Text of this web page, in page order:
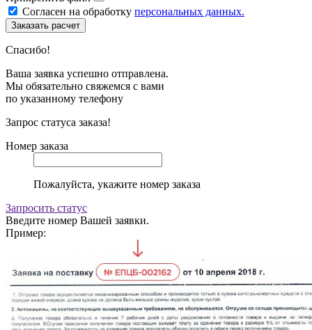
Согласен на обработку персональных данных.
Спасибо!
Ваша заявка успешно отправлена.
Мы обязательно свяжемся с вами
по указанному телефону
Запрос статуса заказа!
Номер заказа
Пожалуйста, укажите номер заказа
Запросить статус
Введите номер Вашей заявки.
Пример: